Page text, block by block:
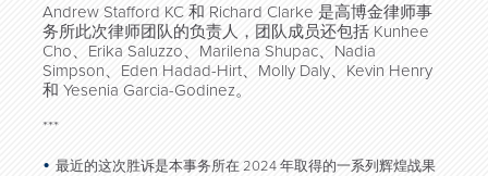
Andrew Stafford KC 和 Richard Clarke 是高博金律师事
务所此次律师团队的负责人，团队成员还包括 Kunhee
Cho、Erika Saluzzo、Marilena Shupac、Nadia
Simpson、Eden Hadad-Hirt、Molly Daly、Kevin Henry
和 Yesenia Garcia-Godinez。
***
最近的这次胜诉是本事务所在 2024 年取得的一系列辉煌战果